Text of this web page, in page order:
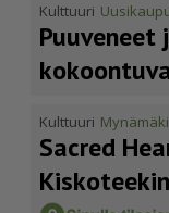
Kulttuuri
Kulttuuri Mynämäki
Sacred